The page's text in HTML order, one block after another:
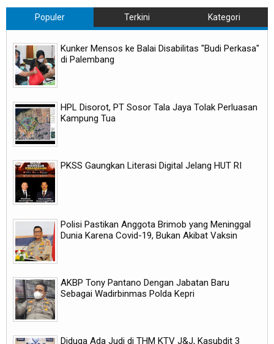
Populer Terkini Kategori
Kunker Mensos ke Balai Disabilitas "Budi Perkasa"
di Palembang
HPL Disorot, PT Sosor Tala Jaya Tolak Perluasan
Kampung Tua
PKSS Gaungkan Literasi Digital Jelang HUT RI
Polisi Pastikan Anggota Brimob yang Meninggal
Dunia Karena Covid-19, Bukan Akibat Vaksin
AKBP Tony Pantano Dengan Jabatan Baru
Sebagai Wadirbinmas Polda Kepri
Diduga Ada Judi di THM KTV J&J, Kasubdit 3